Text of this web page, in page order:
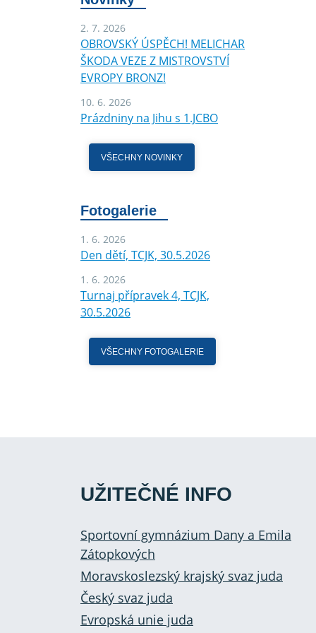
2. 7. 2026
OBROVSKÝ ÚSPĚCH! MELICHAR
ŠKODA VEZE Z MISTROVSTVÍ
EVROPY BRONZ!
10. 6. 2026
Prázdniny na Jihu s 1.JCBO
VŠECHNY NOVINKY
Fotogalerie
1. 6. 2026
Den dětí, TCJK, 30.5.2026
1. 6. 2026
Turnaj přípravek 4, TCJK,
30.5.2026
VŠECHNY FOTOGALERIE
UŽITEČNÉ INFO
Sportovní gymnázium Dany a Emila
Zátopkových
Moravskoslezský krajský svaz juda
Český svaz juda
Evropská unie juda